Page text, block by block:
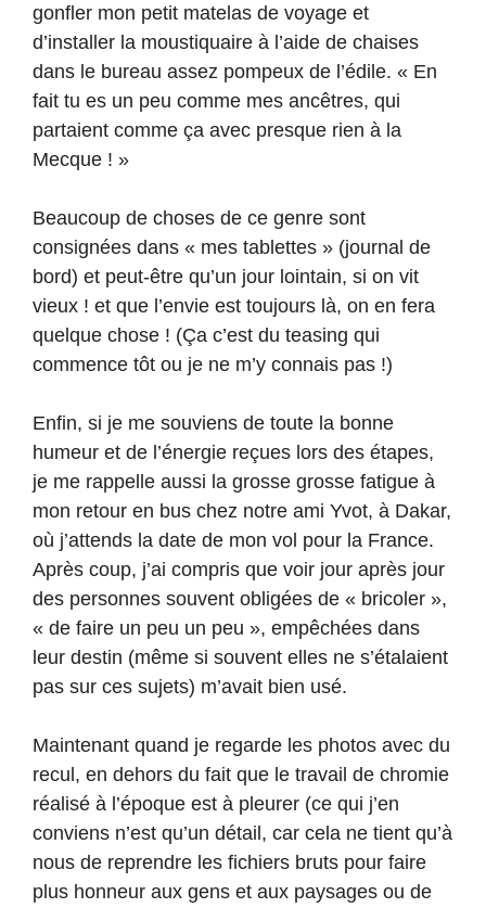
gonfler mon petit matelas de voyage et
d’installer la moustiquaire à l’aide de chaises
dans le bureau assez pompeux de l’édile. « En
fait tu es un peu comme mes ancêtres, qui
partaient comme ça avec presque rien à la
Mecque ! »
Beaucoup de choses de ce genre sont
consignées dans « mes tablettes » (journal de
bord) et peut-être qu’un jour lointain, si on vit
vieux ! et que l’envie est toujours là, on en fera
quelque chose ! (Ça c’est du teasing qui
commence tôt ou je ne m’y connais pas !)
Enfin, si je me souviens de toute la bonne
humeur et de l’énergie reçues lors des étapes,
je me rappelle aussi la grosse grosse fatigue à
mon retour en bus chez notre ami Yvot, à Dakar,
où j’attends la date de mon vol pour la France.
Après coup, j’ai compris que voir jour après jour
des personnes souvent obligées de « bricoler »,
« de faire un peu un peu », empêchées dans
leur destin (même si souvent elles ne s’étalaient
pas sur ces sujets) m’avait bien usé.
Maintenant quand je regarde les photos avec du
recul, en dehors du fait que le travail de chromie
réalisé à l’époque est à pleurer (ce qui j’en
conviens n’est qu’un détail, car cela ne tient qu’à
nous de reprendre les fichiers bruts pour faire
plus honneur aux gens et aux paysages ou de